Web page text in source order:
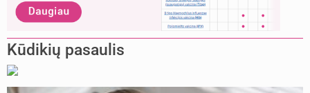
Kūdikių pasaulis